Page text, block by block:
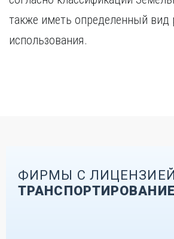
также иметь определенный вид
использования.
ФИРМЫ С